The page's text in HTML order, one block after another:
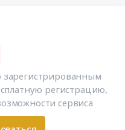
зарегистрированным
регистрацию,
сервиса